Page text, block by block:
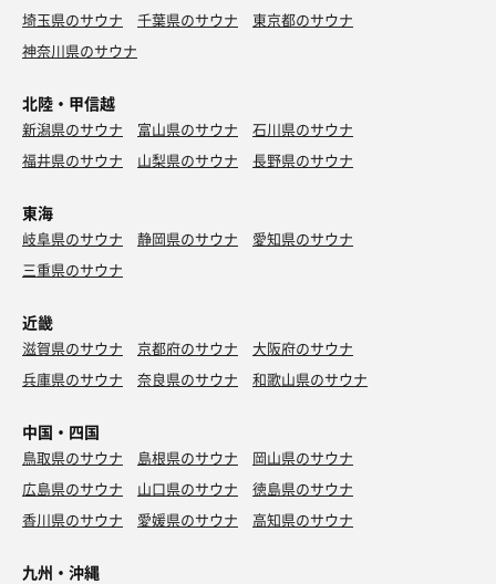
埼玉県のサウナ
千葉県のサウナ
東京都のサウナ
神奈川県のサウナ
北陸・甲信越
新潟県のサウナ 富山県のサウナ
石川県のサウナ
福井県のサウナ
山梨県のサウナ 長野県のサウナ
東海
岐阜県のサウナ 静岡県のサウナ
愛知県のサウナ
三重県のサウナ
近畿
滋賀県のサウナ 京都府のサウナ
大阪府のサウナ
兵庫県のサウナ
奈良県のサウナ 和歌山県のサウナ
中国・四国
鳥取県のサウナ 島根県のサウナ
岡山県のサウナ
広島県のサウナ
山口県のサウナ
徳島県のサウナ
香川県のサウナ
愛媛県のサウナ 高知県のサウナ
九州・沖縄